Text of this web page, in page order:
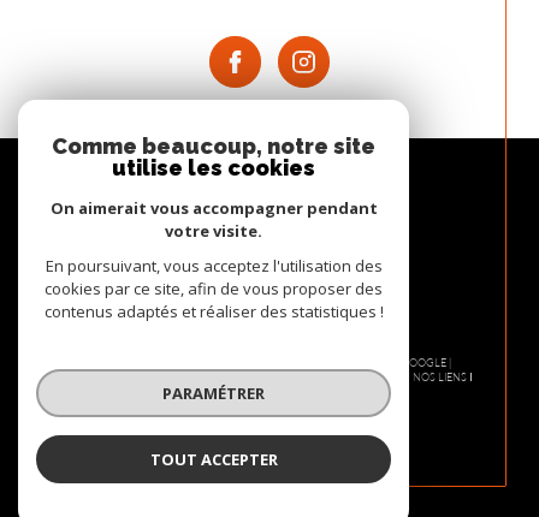
© 2026 | TOUS DROITS RÉSERVÉS | TRADUCTION POWERED BY GOOGLE |
ADMIN
NOS LIENS
POLITIQUE RGPD
Comme beaucoup, notre site
utilise les cookies
On aimerait vous accompagner pendant
votre visite.
En poursuivant, vous acceptez l'utilisation des
cookies par ce site, afin de vous proposer des
contenus adaptés et réaliser des statistiques !
PARAMÉTRER
TOUT ACCEPTER